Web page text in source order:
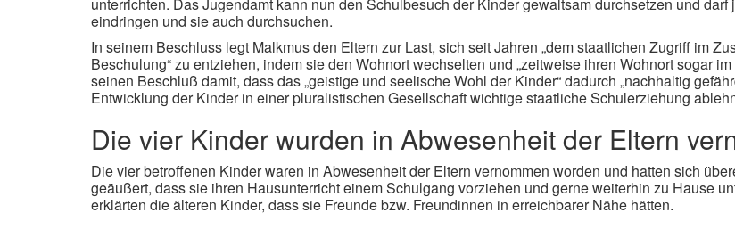
eindringen und sie auch durchsuchen.
In seinem Beschluss legt Malkmus den Eltern zur Last, sich seit Jahren „dem staatlichen Zugriff im
Beschulung“ zu entziehen, indem sie den Wohnort wechselten und „zeitweise ihren Wohnort sogar
seinen Beschluß damit, dass das „geistige und seelische Wohl der Kinder“ dadurch „nachhaltig
Entwicklung der Kinder in einer pluralistischen Gesellschaft wichtige staatliche Schulerziehung
Die vier Kinder wurden in Abwesenheit der Eltern
Die vier betroffenen Kinder waren in Abwesenheit der Eltern vernommen worden und hatten sich
geäußert, dass sie ihren Hausunterricht einem Schulgang vorziehen und gerne weiterhin zu Hause
erklärten die älteren Kinder, dass sie Freunde bzw. Freundinnen in erreichbarer Nähe hätten.